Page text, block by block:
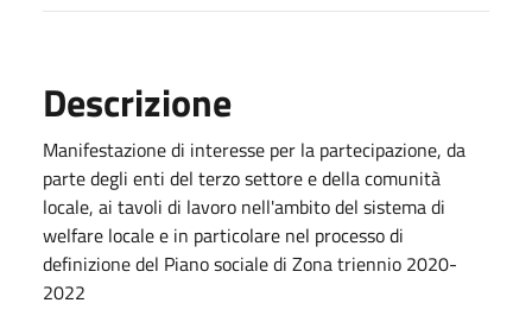
Descrizione
Manifestazione di interesse per la partecipazione, da
parte degli enti del terzo settore e della comunità
locale, ai tavoli di lavoro nell'ambito del sistema di
welfare locale e in particolare nel processo di
definizione del Piano sociale di Zona triennio 2020-
2022